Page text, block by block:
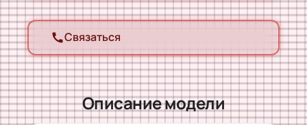
callСвязаться
Описание модели